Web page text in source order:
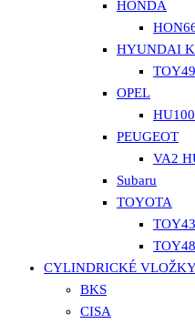
HONDA
HYUNDAI
TOY49
OPEL
HU100
PEUGEOT
VA2
Subaru
TOYOTA
TOY43
TOY48
CYLINDRICKÉ
BKS
CISA